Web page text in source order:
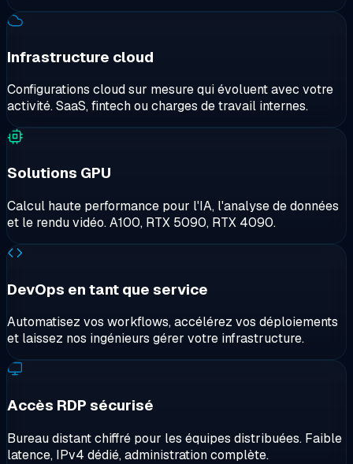
Demande reçue
Notre équipe B2B examinera votre demande et vous
Échec de l'envoi
Contactez-nous directement par e-mail à
Infrastructure cloud
Configurations cloud sur mesure qui évoluent avec votre
activité. SaaS, fintech ou charges de travail internes.
Solutions GPU
Calcul haute performance pour l'IA, l'analyse de données
et le rendu vidéo. A100, RTX 5090, RTX 4090.
DevOps en tant que service
Automatisez vos workflows, accélérez vos déploiements
et laissez nos ingénieurs gérer votre infrastructure.
Accès RDP sécurisé
Bureau distant chiffré pour les équipes distribuées. Faible
latence, IPv4 dédié, administration complète.